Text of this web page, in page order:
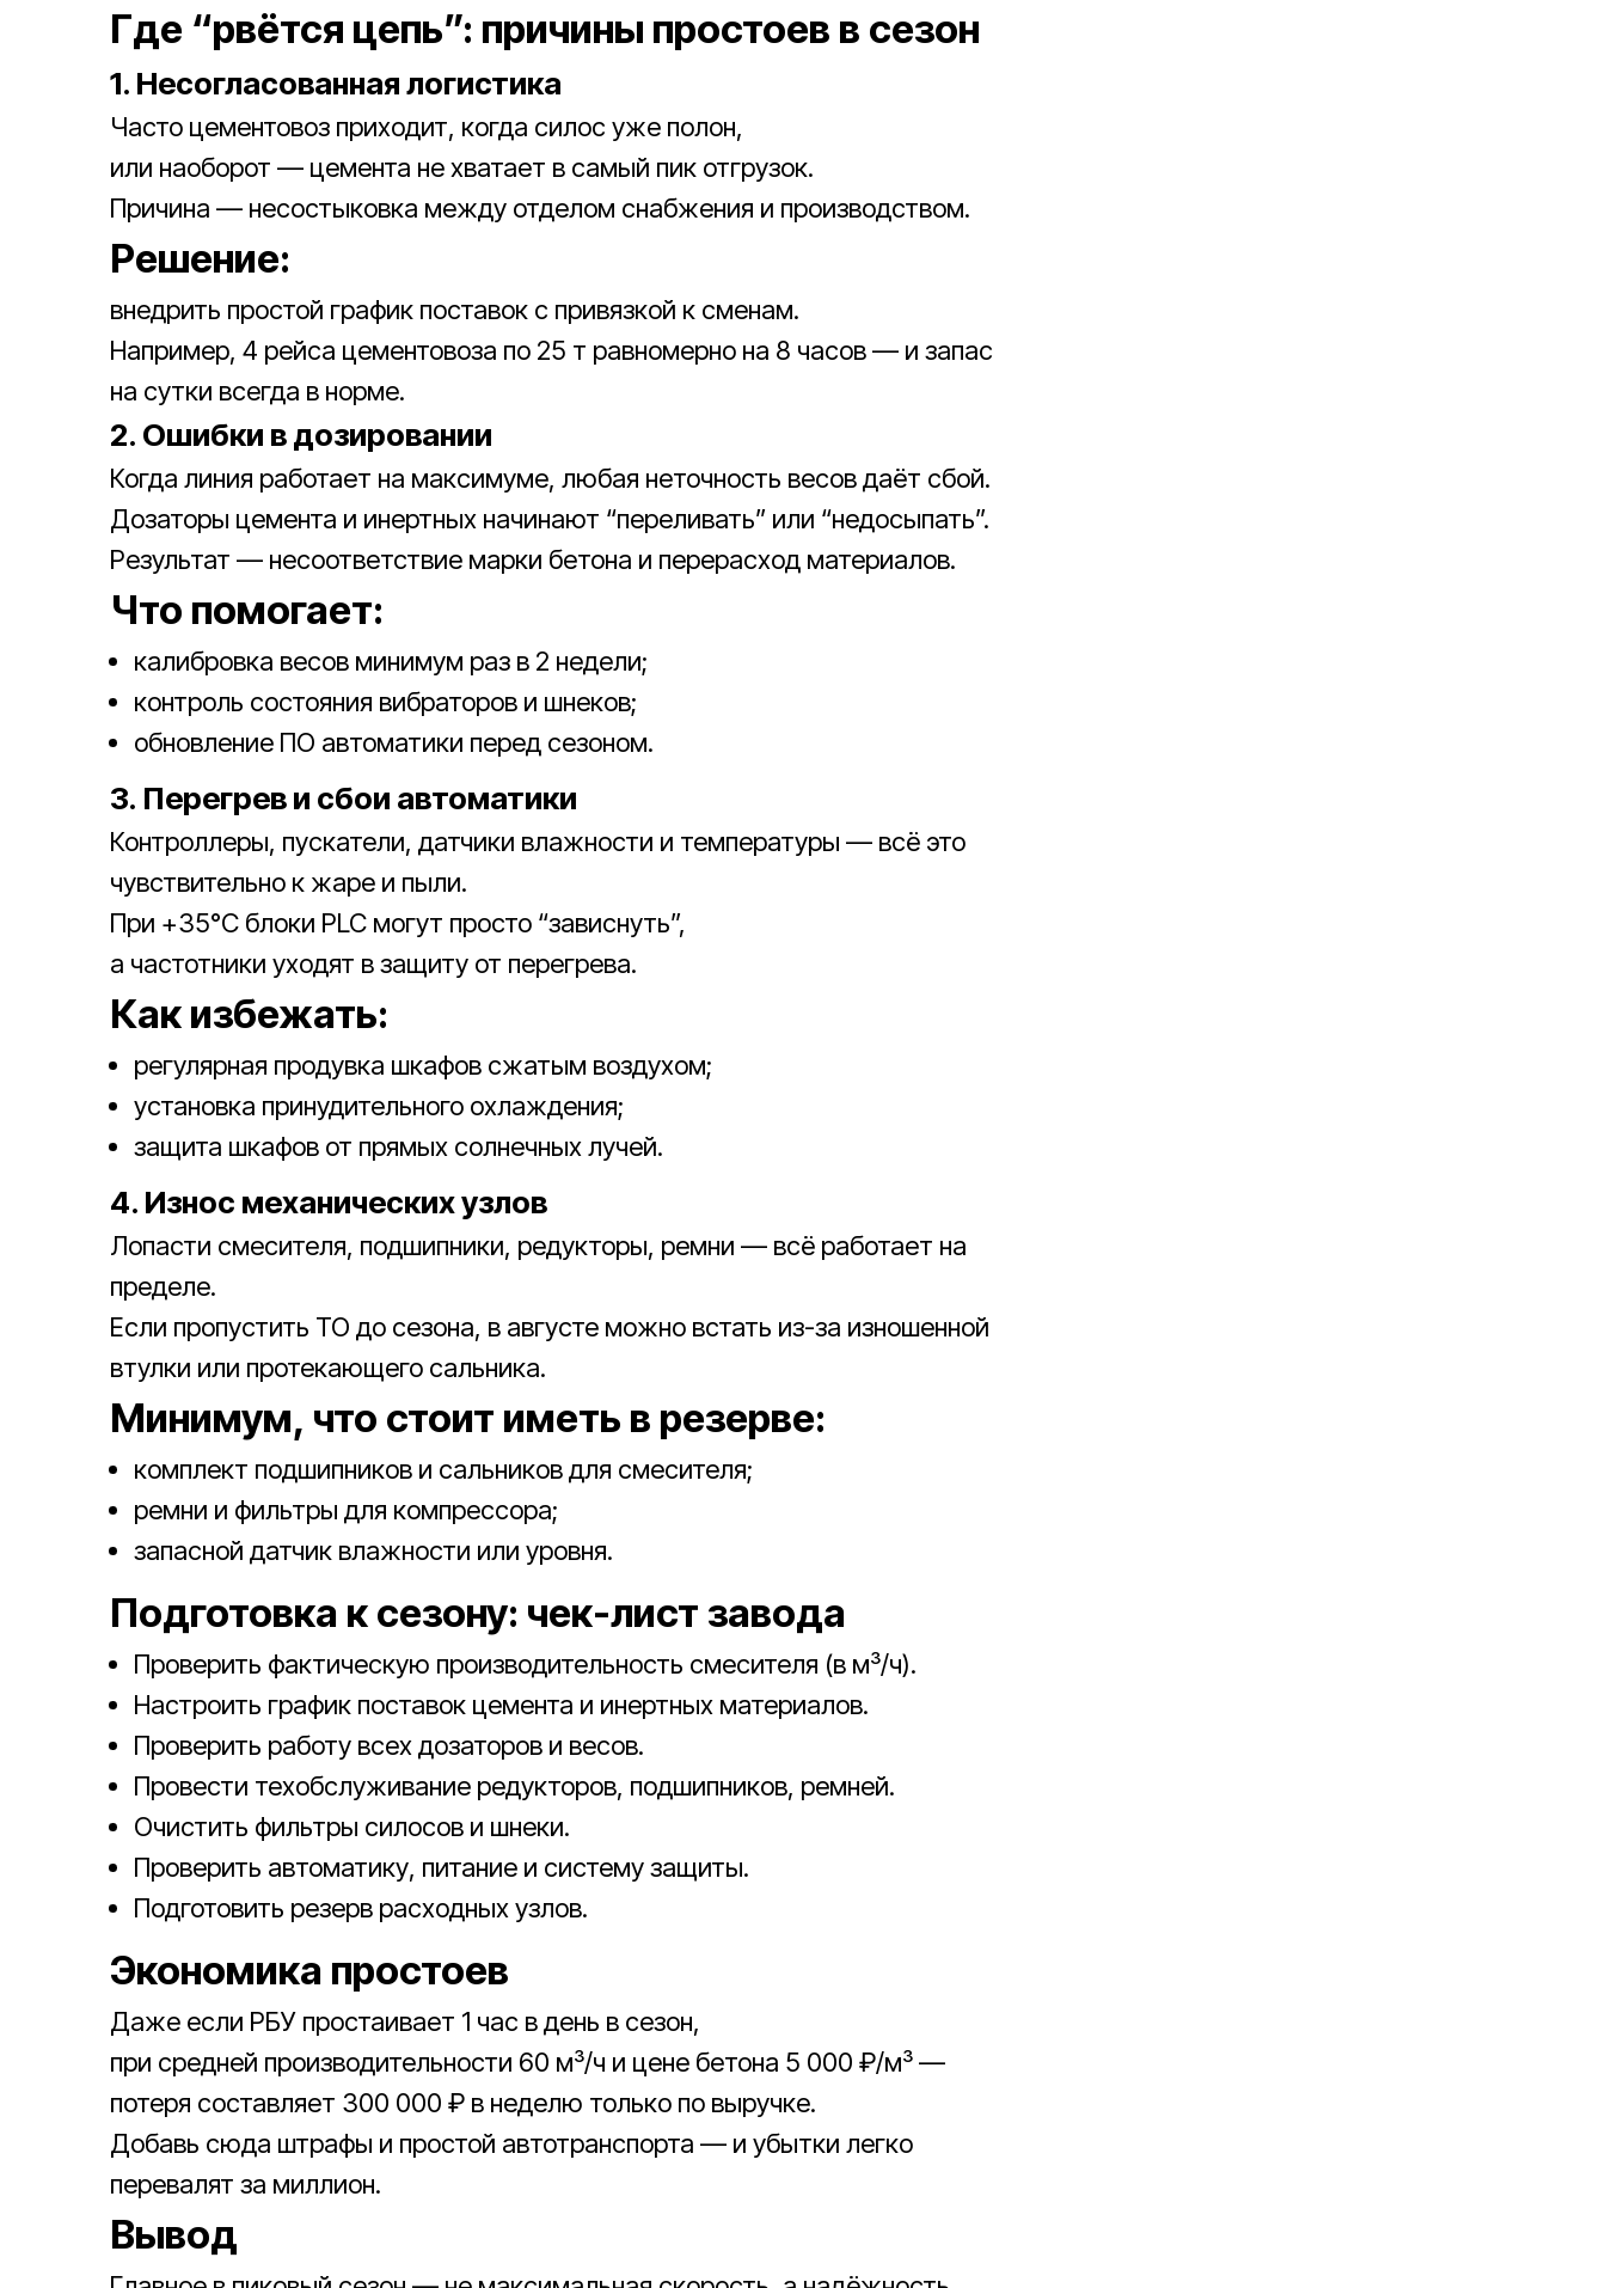
Где “рвётся цепь”: причины простоев в сезон
1. Несогласованная логистика
Часто цементовоз приходит, когда силос уже полон,
или наоборот — цемента не хватает в самый пик отгрузок.
Причина — несостыковка между отделом снабжения и производством.
Решение:
внедрить простой график поставок с привязкой к сменам.
Например, 4 рейса цементовоза по 25 т равномерно на 8 часов — и запас
на сутки всегда в норме.
2. Ошибки в дозировании
Когда линия работает на максимуме, любая неточность весов даёт сбой.
Дозаторы цемента и инертных начинают “переливать” или “недосыпать”.
Результат — несоответствие марки бетона и перерасход материалов.
Что помогает:
калибровка весов минимум раз в 2 недели;
контроль состояния вибраторов и шнеков;
обновление ПО автоматики перед сезоном.
3. Перегрев и сбои автоматики
Контроллеры, пускатели, датчики влажности и температуры — всё это
чувствительно к жаре и пыли.
При +35°C блоки PLC могут просто “зависнуть”,
а частотники уходят в защиту от перегрева.
Как избежать:
регулярная продувка шкафов сжатым воздухом;
установка принудительного охлаждения;
защита шкафов от прямых солнечных лучей.
4. Износ механических узлов
Лопасти смесителя, подшипники, редукторы, ремни — всё работает на
пределе.
Если пропустить ТО до сезона, в августе можно встать из-за изношенной
втулки или протекающего сальника.
Минимум, что стоит иметь в резерве:
комплект подшипников и сальников для смесителя;
ремни и фильтры для компрессора;
запасной датчик влажности или уровня.
Подготовка к сезону: чек-лист завода
Проверить фактическую производительность смесителя (в м³/ч).
Настроить график поставок цемента и инертных материалов.
Проверить работу всех дозаторов и весов.
Провести техобслуживание редукторов, подшипников, ремней.
Очистить фильтры силосов и шнеки.
Проверить автоматику, питание и систему защиты.
Подготовить резерв расходных узлов.
Экономика простоев
Даже если РБУ простаивает 1 час в день в сезон,
при средней производительности 60 м³/ч и цене бетона 5 000 ₽/м³ —
потеря составляет 300 000 ₽ в неделю только по выручке.
Добавь сюда штрафы и простой автотранспорта — и убытки легко
перевалят за миллион.
Вывод